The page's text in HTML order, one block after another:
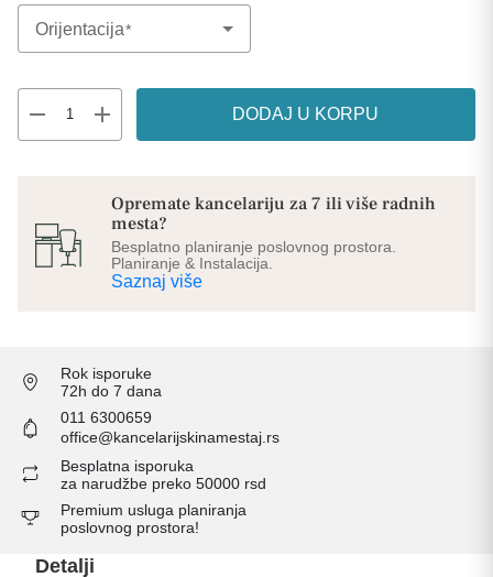
Orijentacija
Select Option
remove add DODAJ U KORPU
Opremate kancelariju za 7 ili više radnih
mesta?
Besplatno planiranje poslovnog prostora.
Planiranje & Instalacija.
Saznaj više
Rok isporuke
72h do 7 dana
011 6300659
office@kancelarijskinamestaj.rs
Besplatna isporuka
za narudžbe preko 50000 rsd
Premium usluga planiranja
poslovnog prostora!
Detalji